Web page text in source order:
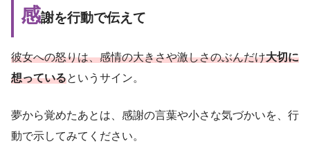
感謝を行動で伝えて
彼女への怒りは、感情の大きさや激しさのぶんだけ大切に
想っているというサイン。
夢から覚めたあとは、感謝の言葉や小さな気づかいを、行
動で示してみてください。